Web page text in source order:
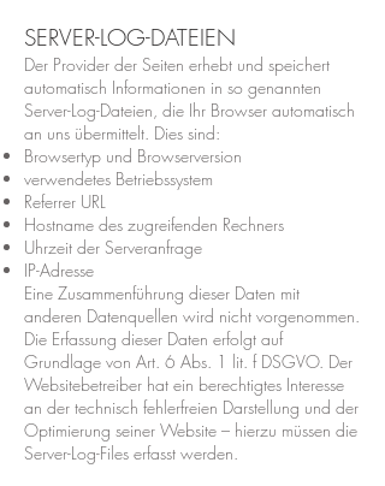
SERVER-LOG-DATEIEN
Der Provider der Seiten erhebt und speichert
automatisch Informationen in so genannten
Server-Log-Dateien, die Ihr Browser automatisch
an uns übermittelt. Dies sind:
Browsertyp und Browserversion
verwendetes Betriebssystem
Referrer URL
Hostname des zugreifenden Rechners
Uhrzeit der Serveranfrage
IP-Adresse
Eine Zusammenführung dieser Daten mit
anderen Datenquellen wird nicht vorgenommen.
Die Erfassung dieser Daten erfolgt auf
Grundlage von Art. 6 Abs. 1 lit. f DSGVO. Der
Websitebetreiber hat ein berechtigtes Interesse
an der technisch fehlerfreien Darstellung und der
Optimierung seiner Website – hierzu müssen die
Server-Log-Files erfasst werden.